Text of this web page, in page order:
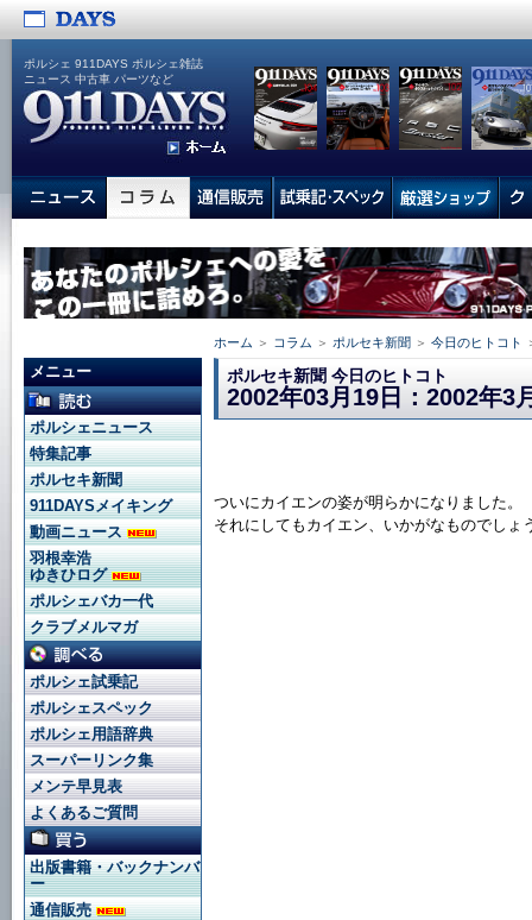
ポルシェ 911DAYS ポルシェ雑誌
ニュース 中古車 パーツなど
ホーム ＞ コラム ＞ ポルセキ新聞 ＞ 今日のヒトコト
ポルセキ新聞 今日のヒトコト
2002年03月19日：2002年3
ついにカイエンの姿が明らかになりました。
それにしてもカイエン、いかがなものでしょ
メニュー
ポルシェニュース
特集記事
ポルセキ新聞
911DAYSメイキング
動画ニュース
羽根幸浩
ゆきひログ
ポルシェバカ一代
クラブメルマガ
ポルシェ試乗記
ポルシェスペック
ポルシェ用語辞典
スーパーリンク集
メンテ早見表
よくあるご質問
出版書籍・バックナンバ
ー
通信販売